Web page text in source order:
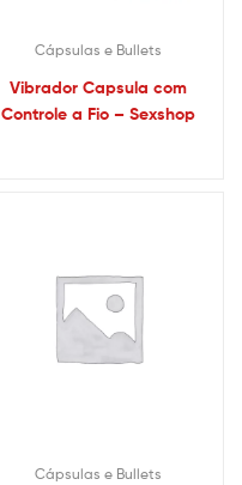
Cápsulas e Bullets
Vibrador Capsula com
Controle a Fio – Sexshop
Cápsulas e Bullets